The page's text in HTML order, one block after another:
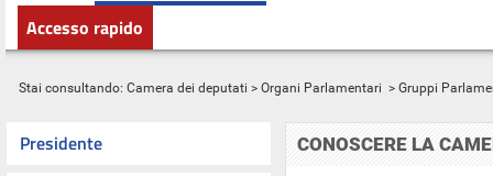
Accesso rapido
Stai consultando: Camera dei deputati > Organi Parlamentari > Gruppi
Presidente
CONOSCERE LA